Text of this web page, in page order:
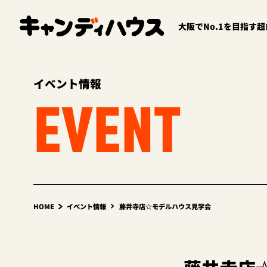
大阪でNo.1を目指す
イベント情報
EVENT
HOME イベント情報 藤井寺店☆モデルハウス見学会